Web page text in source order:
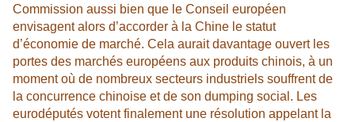
Commission aussi bien que le Conseil européen
envisagent alors d’accorder à la Chine le statut
d’économie de marché. Cela aurait davantage ouvert les
portes des marchés européens aux produits chinois, à un
moment où de nombreux secteurs industriels souffrent de
la concurrence chinoise et de son dumping social. Les
eurodéputés votent finalement une résolution appelant la